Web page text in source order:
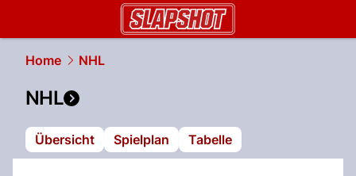
Home NHL
NHL
Übersicht Spielplan Tabelle